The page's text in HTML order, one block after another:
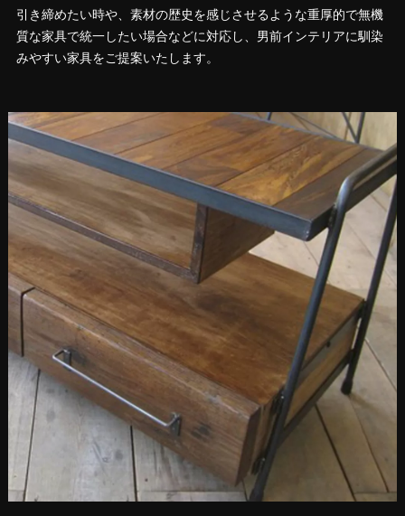
引き締めたい時や、素材の歴史を感じさせるような重厚的で無機
質な家具で統一したい場合などに対応し、男前インテリアに馴染
みやすい家具をご提案いたします。